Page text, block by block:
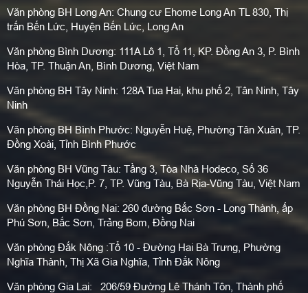
Văn phòng BH Long An: Chung cư Ehome Long An TL 830, Thị
trấn Bến Lức, Huyện Bến Lức, Long An
Văn phòng Bình Dương: 111A Lô 1, Tổ 11, KP. Đồng An 3, P. Bình
Hòa, TP. Thuận An, Bình Dương, Việt Nam
Văn phòng BH Tây Ninh: 128A Tua Hai, khu phố 2, Tân Ninh, Tây
Ninh
Văn phòng BH Bình Phước: Nguyễn Huệ, Phường Tân Xuân, TP.
Đồng Xoài, Tỉnh Bình Phước
Văn phòng BH Vũng Tàu: Tầng 3, Tòa Nhà Hodeco, Số 36
Nguyễn Thái Học,P. 7, TP. Vũng Tàu, Bà Rịa-Vũng Tàu, Việt Nam
Văn phòng BH Đồng Nai: 260 đường Bắc Sơn - Long Thành, ấp
Phú Sơn, Bắc Sơn, Trảng Bom, Đồng Nai
Văn phòng Đắk Nông :Tổ 10 - Đường Hai Bà Trưng, Phường
Nghĩa Thành, Thị Xã Gia Nghĩa, Tỉnh Đắk Nông
Văn phòng Gia Lai: 206/59 Đường Lê Thánh Tôn, Thành phố